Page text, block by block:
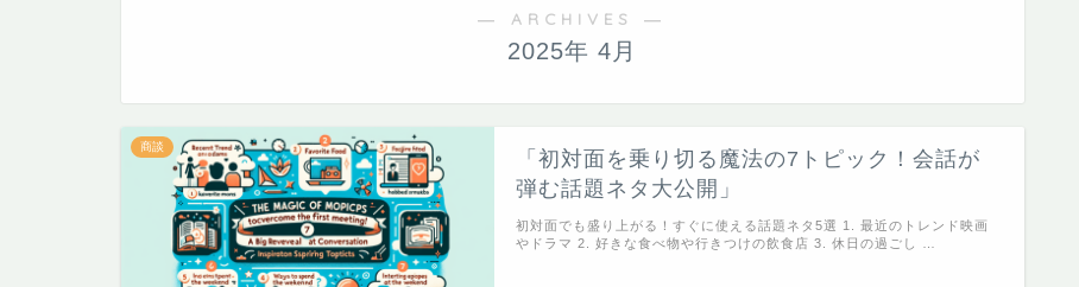
― ARCHIVES ―
2025年 4月
商談
「初対面を乗り切る魔法の7トピック！会話が
弾む話題ネタ大公開」
初対面でも盛り上がる！すぐに使える話題ネタ5選 1. 最近のトレンド映画
やドラマ 2. 好きな食べ物や行きつけの飲食店 3. 休日の過ごし …